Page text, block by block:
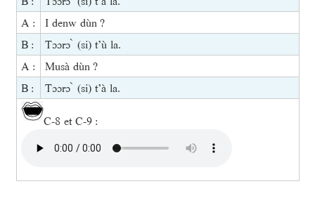
A :
I denw dùn ?
B :
Tɔɔrɔ ̀ (si) t’ù la.
A :
Musà dùn ?
B :
Tɔɔrɔ ̀ (si) t’à la.
C-8 et C-9 :